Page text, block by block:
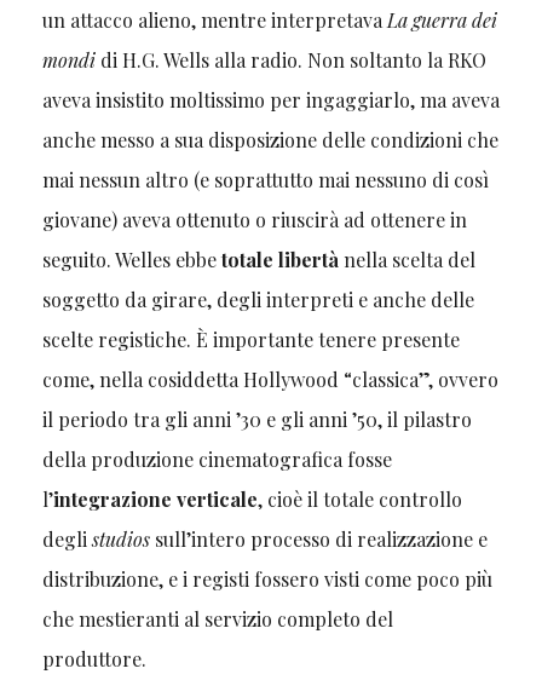
un attacco alieno, mentre interpretava La guerra dei
mondi di H.G. Wells alla radio. Non soltanto la RKO
aveva insistito moltissimo per ingaggiarlo, ma aveva
anche messo a sua disposizione delle condizioni che
mai nessun altro (e soprattutto mai nessuno di così
giovane) aveva ottenuto o riuscirà ad ottenere in
seguito. Welles ebbetotale libertà nella scelta del
soggetto da girare, degli interpreti e anche delle
scelte registiche. È importante tenere presente
come, nella cosiddetta Hollywood “classica”, ovvero
il periodo tra gli anni ’30 e gli anni ’50, il pilastro
della produzione cinematografica fosse
l’integrazione verticale, cioè il totale controllo
deglistudiossull’intero processo di realizzazione e
distribuzione, e i registi fossero visti come poco più
che mestieranti al servizio completo del
produttore.